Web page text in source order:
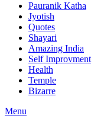
Pauranik Katha
Jyotish
Quotes
Shayari
Amazing India
Self Improvment
Health
Temple
Bizarre
Menu